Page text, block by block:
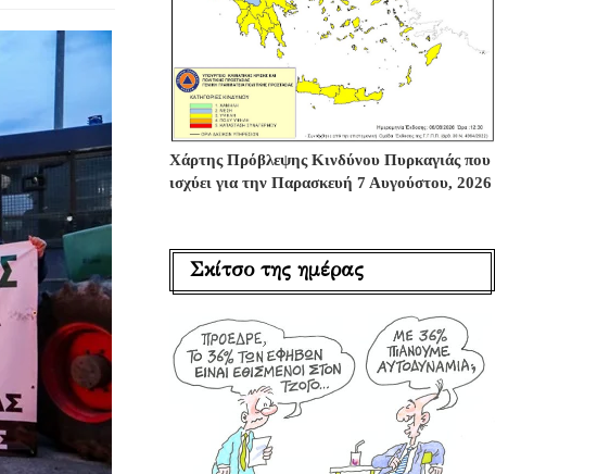
Χάρτης Πρόβλεψης Κινδύνου Πυρκαγιάς που
ισχύει για την Παρασκευή 7 Αυγούστου, 2026
Σκίτσο της ημέρας